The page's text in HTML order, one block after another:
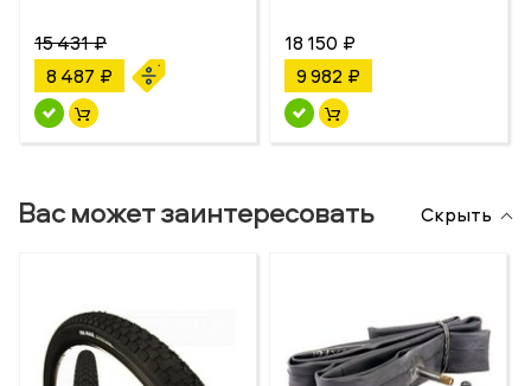
15 431 ₽
8 487 ₽
18 150 ₽
9 982 ₽
Вас может заинтересовать Скрыть